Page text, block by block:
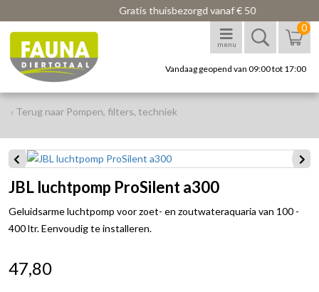
Gratis thuisbezorgd vanaf € 50
menu
0
Vandaag geopend van 09:00 tot 17:00
‹ Terug naar Pompen, filters, techniek
JBL luchtpomp ProSilent a300
Geluidsarme luchtpomp voor zoet- en zoutwateraquaria van 100 -
400 ltr. Eenvoudig te installeren.
47,80